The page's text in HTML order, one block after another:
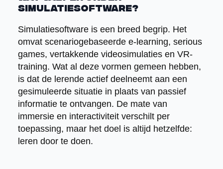
simulatiesoftware?
Simulatiesoftware is een breed begrip. Het
omvat scenariogebaseerde e-learning, serious
games, vertakkende videosimulaties en VR-
training. Wat al deze vormen gemeen hebben,
is dat de lerende actief deelneemt aan een
gesimuleerde situatie in plaats van passief
informatie te ontvangen. De mate van
immersie en interactiviteit verschilt per
toepassing, maar het doel is altijd hetzelfde:
leren door te doen.